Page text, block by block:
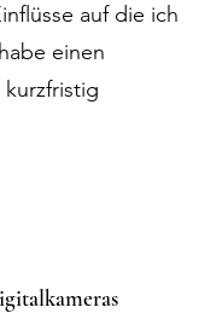
auf die ich
einen